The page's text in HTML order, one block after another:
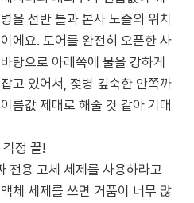
을 선반 틀과 본사 노즐의 위치
에요. 도어를 완전히 오픈한 사
탕으로 아래쪽에 물을 강하게
고 있어서, 젖병 깊숙한 안쪽까
름값 제대로 해줄 것 같아 기대
정 끝!
전용 고체 세제를 사용하라고
체 세제를 쓰면 거품이 너무 많